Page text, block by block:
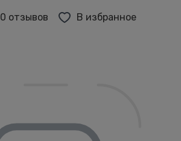
0 отзывов В избранное